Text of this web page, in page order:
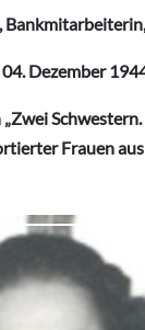
Dezember
Frauen